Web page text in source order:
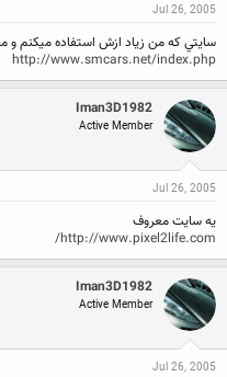
Jul 26, 2005
سايتي كه من زياد ازش استفاده ميكنم و
http://www.smcars.net/index.php
Iman3D1982
Active Member
Jul 26, 2005
يه سايت معروف
http://www.pixel2life.com/
Iman3D1982
Active Member
Jul 26, 2005